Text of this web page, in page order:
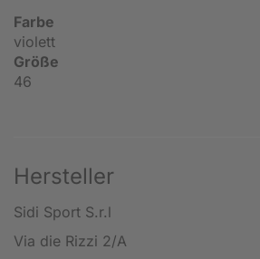
Farbe
violett
Größe
46
Hersteller
Sidi Sport S.r.l
Via die Rizzi 2/A